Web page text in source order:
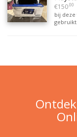
€150.00
bij deze
gebruikt.